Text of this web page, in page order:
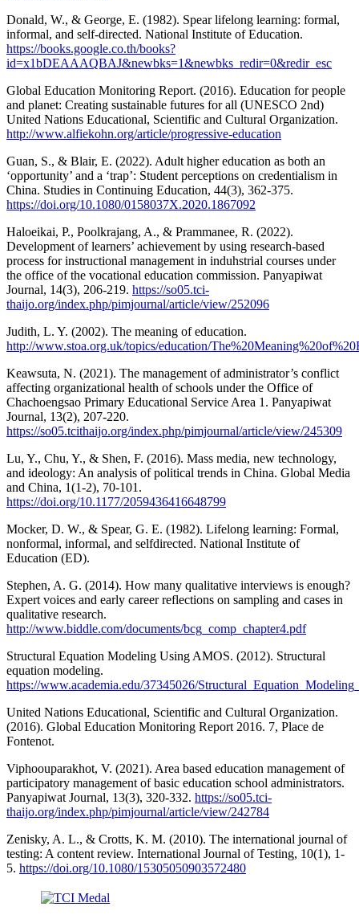
Donald, W., & George, E. (1982). Spear lifelong learning: formal,
informal, and self-directed. National Institute of Education.
https://books.google.co.th/books?
id=x1bDEAAAQBAJ&newbks=1&newbks_redir=0&redir_esc
Global Education Monitoring Report. (2016). Education for people
and planet: Creating sustainable futures for all (UNESCO 2nd)
United Nations Educational, Scientific and Cultural Organization.
http://www.alfiekohn.org/article/progressive-education
Guan, S., & Blair, E. (2022). Adult higher education as both an
‘opportunity’ and a ‘trap’: Student perceptions on credentialism in
China. Studies in Continuing Education, 44(3), 362-375.
https://doi.org/10.1080/0158037X.2020.1867092
Haloeikai, P., Poolkrajang, A., & Prammanee, R. (2022).
Development of learners’ achievement by using research-based
process for instructional management in induhstrial courses under
the office of the vocational education commission. Panyapiwat
Journal, 14(3), 206-219. https://so05.tci-
thaijo.org/index.php/pimjournal/article/view/252096
Judith, L. Y. (2002). The meaning of education.
http://www.stoa.org.uk/topics/education/
Keawsuta, N. (2021). The management of administrator’s conflict
affecting organizational health of schools under the Office of
Chachoengsao Primary Educational Service Area 1. Panyapiwat
Journal, 13(2), 207-220.
https://so05.tcithaijo.org/index.php/pimjournal/article/view/245309
Lu, Y., Chu, Y., & Shen, F. (2016). Mass media, new technology,
and ideology: An analysis of political trends in China. Global Media
and China, 1(1-2), 70-101.
https://doi.org/10.1177/2059436416648799
Mocker, D. W., & Spear, G. E. (1982). Lifelong learning: Formal,
nonformal, informal, and selfdirected. National Institute of
Education (ED).
Stephen, A. G. (2014). How many qualitative interviews is enough?
Expert voices and early career reflections on sampling and cases in
qualitative research.
http://www.biddle.com/documents/bcg_comp_chapter4.pdf
Structural Equation Modeling Using AMOS. (2012). Structural
equation modeling.
https://www.academia.edu/37345026/
United Nations Educational, Scientific and Cultural Organization.
(2016). Global Education Monitoring Report 2016. 7, Place de
Fontenot.
Viphoouparakhot, V. (2021). Area based education management of
participatory management of basic education school administrators.
Panyapiwat Journal, 13(3), 320-332. https://so05.tci-
thaijo.org/index.php/pimjournal/article/view/242784
Zenisky, A. L., & Crotts, K. M. (2010). The international journal of
testing: A content review. International Journal of Testing, 10(1), 1-
5. https://doi.org/10.1080/15305050903572480